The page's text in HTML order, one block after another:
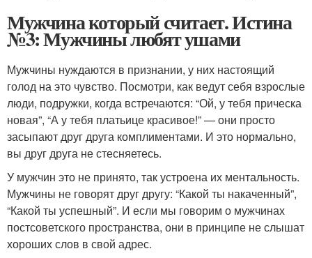
Мужчина который считает. Истина
№3: Мужчины любят ушами
Мужчины нуждаются в признании, у них настоящий
голод на это чувство. Посмотри, как ведут себя взрослые
люди, подружки, когда встречаются: “Ой, у тебя прическа
новая”, “А у тебя платьице красивое!” — они просто
засыпают друг друга комплиментами. И это нормально,
вы друг друга не стесняетесь.
У мужчин это не принято, так устроена их ментальность.
Мужчины не говорят друг другу: “Какой ты накаченный”,
“Какой ты успешный”. И если мы говорим о мужчинах
постсоветского пространства, они в принципе не слышат
хороших слов в свой адрес.